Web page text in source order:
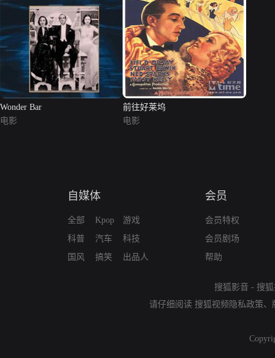
Wonder Bar
电影
前往好莱坞
电影
自媒体
全部
科普
国风
Kpop
汽车
搞笑
游戏
科技
出品人
会员
会员特权
会员剧场
帮助
搜狐影音 - 搜
请仔细阅读 搜狐视频隐私政策、